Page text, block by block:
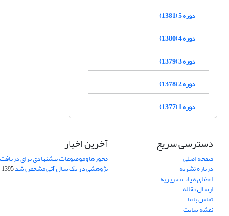
دوره 5 (1381)
دوره 4 (1380)
دوره 3 (1379)
دوره 2 (1378)
دوره 1 (1377)
دسترسی سریع
صفحه اصلی
درباره نشریه
اعضای هیات تحریریه
ارسال مقاله
تماس با ما
نقشه سایت
آخرین اخبار
محورها وموضوعات پیشنهادی برای
پژوهشی در یک سال آتی مشخص شد1395-10-07